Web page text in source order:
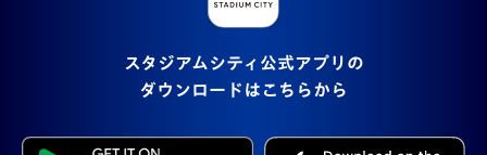
スタジアムシティ公式アプリの
ダウンロードはこちらから